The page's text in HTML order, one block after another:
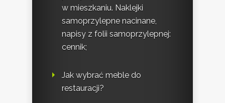
w mieszkaniu. Naklejki
samoprzylepne nacinane,
napisy z folii samoprzylepnej:
cennik;
Jak wybrać meble do
restauracji?